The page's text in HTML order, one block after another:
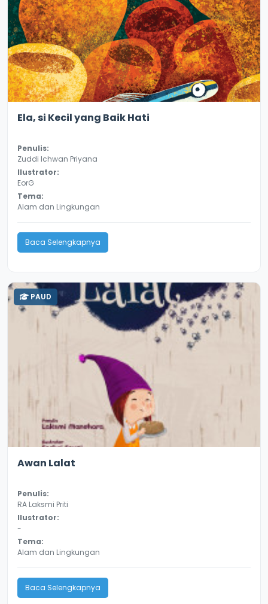
Ela, si Kecil yang Baik Hati
Penulis:
Zuddi Ichwan Priyana
Ilustrator:
EorG
Tema:
Alam dan Lingkungan
Baca Selengkapnya
PAUD
Awan Lalat
Penulis:
RA Laksmi Priti
Ilustrator:
-
Tema:
Alam dan Lingkungan
Baca Selengkapnya